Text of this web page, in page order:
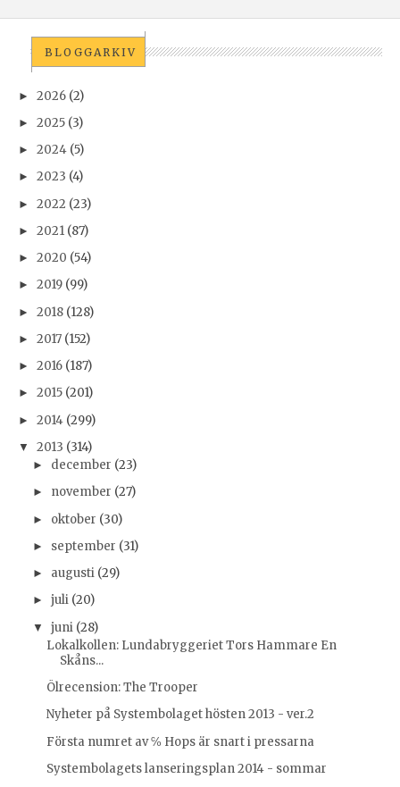
BLOGGARKIV
► 2026 (2)
► 2025 (3)
► 2024 (5)
► 2023 (4)
► 2022 (23)
► 2021 (87)
► 2020 (54)
► 2019 (99)
► 2018 (128)
► 2017 (152)
► 2016 (187)
► 2015 (201)
► 2014 (299)
▼ 2013 (314)
► december (23)
► november (27)
► oktober (30)
► september (31)
► augusti (29)
► juli (20)
▼ juni (28)
Lokalkollen: Lundabryggeriet Tors Hammare En
Skåns...
Ölrecension: The Trooper
Nyheter på Systembolaget hösten 2013 - ver.2
Första numret av ℅ Hops är snart i pressarna
Systembolagets lanseringsplan 2014 - sommar